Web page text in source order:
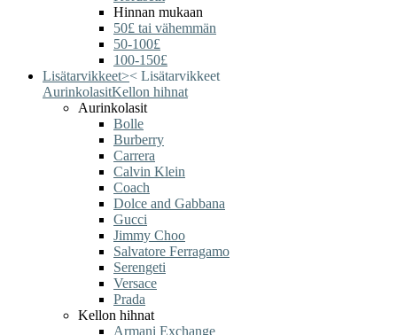
Hinnan mukaan
50£ tai vähemmän
50-100£
100-150£
Lisätarvikkeet>< Lisätarvikkeet
AurinkolasitKellon hihnat
Aurinkolasit
Bolle
Burberry
Carrera
Calvin Klein
Coach
Dolce and Gabbana
Gucci
Jimmy Choo
Salvatore Ferragamo
Serengeti
Versace
Prada
Kellon hihnat
Armani Exchange